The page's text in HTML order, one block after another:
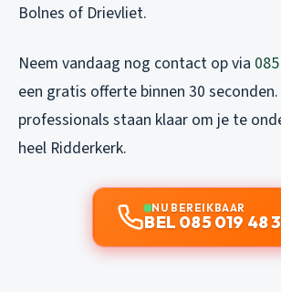
Bolnes of Drievliet.
Neem vandaag nog contact op via
een gratis offerte binnen 30
professionals staan klaar om je te
heel Ridderkerk.
NU BEREIKBAAR
BEL 085 019 48